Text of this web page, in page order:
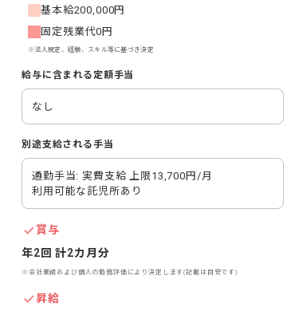
基本給200,000円
固定残業代0円
※法人規定、経験、スキル等に基づき決定
給与に含まれる定額手当
なし
別途支給される手当
通勤手当: 実費支給 上限13,700円/月
利用可能な託児所あり
賞与
年2回 計2カ月分
※会社業績および個人の勤務評価により決定します(記載は目安です)
昇給